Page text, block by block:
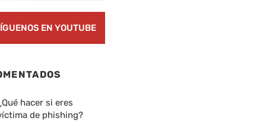
EN YOUTUBE
hacer si eres
de phishing?